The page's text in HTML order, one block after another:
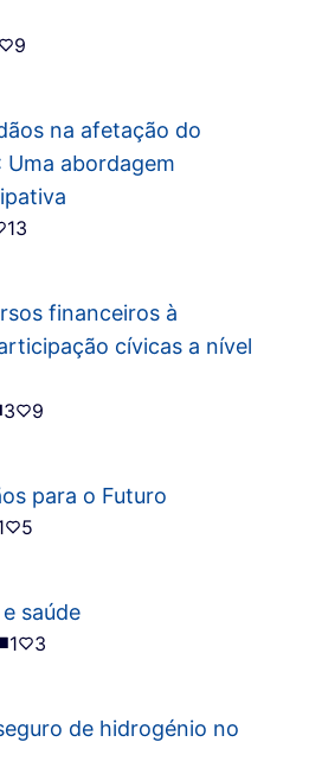
9
na afetação do
Uma abordagem
13
financeiros à
cívicas a nível
3 9
para o Futuro
5
saúde
1 3
de hidrogénio no